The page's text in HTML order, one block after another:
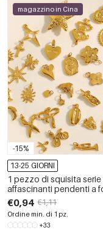
-15%
magazzino in Cina
13-25 GIORNI
1 pezzo di squisita serie
affascinanti pendenti a
conchiglia fai da te in
inossidabile
oro da donna
€0,94 €1,11
Ordine min. di 1 pz.
+33